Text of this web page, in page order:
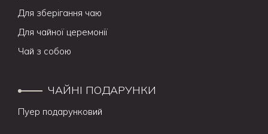
Для зберігання чаю
Для чайної церемонії
Чай з собою
ЧАЙНІ ПОДАРУНКИ
Пуер подарунковий